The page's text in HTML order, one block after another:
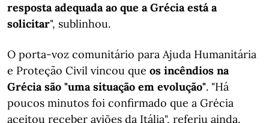
resposta adequada ao que a Grécia está a
solicitar", sublinhou.
O porta-voz comunitário para Ajuda Humanitária
e Proteção Civil vincou que os incêndios na
Grécia são "uma situação em evolução". "Há
poucos minutos foi confirmado que a Grécia
aceitou receber aviões da Itália", referiu ainda.